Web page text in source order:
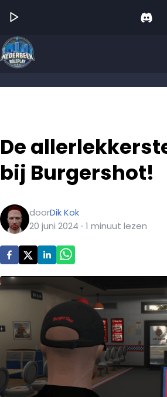
De
bij Burgershot!
doorDik Kok
20 juni 2024 ∙ 1 minuut lezen